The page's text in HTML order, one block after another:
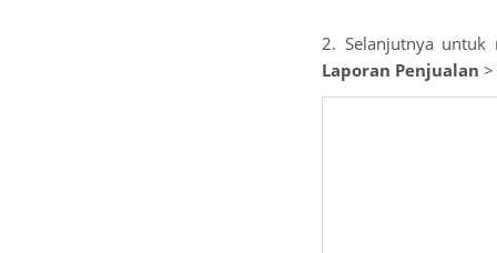
2. Selanjutnya
Laporan Penjualan >